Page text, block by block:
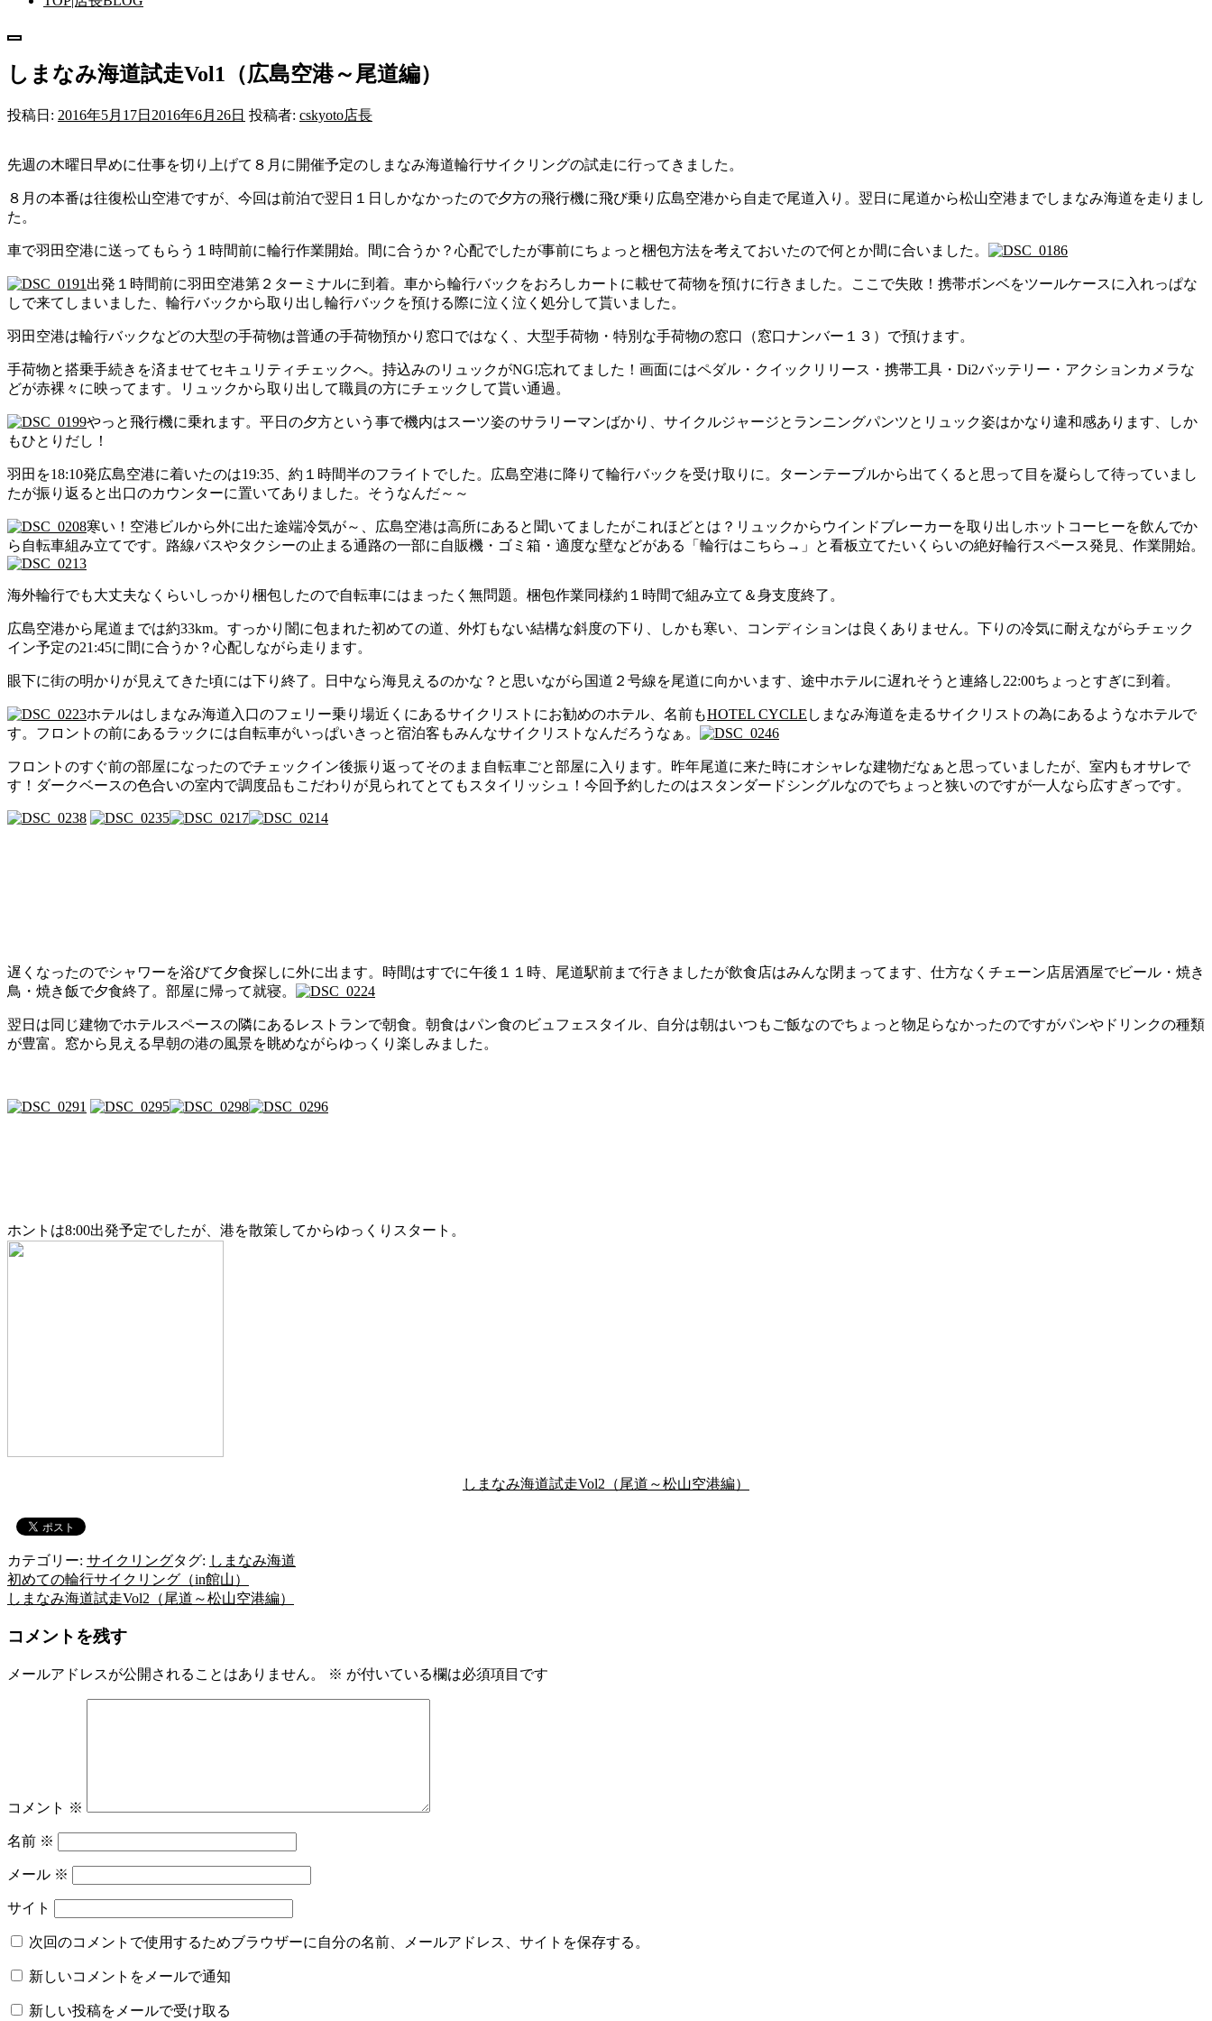
メ
ュ
しまなみ海道試走Vol1（広島空港～尾道編）
投稿日: 2016年5月17日 2016年6月26日 投稿者: cskyoto店長
先週の木曜日早めに仕事を切り上げて８月に開催予定のしまなみ海道輪行サイクリングの試走に行ってきました。
８月の本番は往復松山空港ですが、今回は前泊で翌日１日しかなかったので夕方の飛行機に飛び乗り広島空港から自走で尾道入り。翌日に尾道から松山空港までしまなみ海道を走りまし
た。
車で羽田空港に送ってもらう１時間前に輪行作業開始。間に合うか？心配でしたが事前にちょっと梱包方法を考えておいたので何とか間に合いました。
出発１時間前に羽田空港第２ターミナルに到着。車から輪行バックをおろしカートに載せて荷物を預けに行きました。ここで失敗！携帯ボンベをツールケースに入れっぱな
しで来てしまいました、輪行バックから取り出し輪行バックを預ける際に泣く泣く処分して貰いました。
羽田空港は輪行バックなどの大型の手荷物は普通の手荷物預かり窓口ではなく 、大型手荷物・特別な手荷物の窓口（窓口ナンバー１３）で預けます。
手荷物と搭乗手続きを済ませてセキュリティチェックへ。持込みのリュックがNG!忘れてました！画面にはペダル・クイックリリース・携帯工具・Di2バッテリー・アクションカメラな
どが赤裸々に映ってます。リュックから取り出して職員の方にチェックして貰い通過。
やっと飛行機に乗れます。平日の夕方という事で機内はスーツ姿のサラリーマンばかり、サイクルジャージとランニングパンツとリュック姿はかなり違和感あります、しか
もひとりだし！
羽田を18:10発広島空港に着いたのは19:35、約１時間半のフライトでした。広島空港に降りて輪行バックを受け取りに。ターンテーブルから出てくると思って目を凝らして待っていまし
たが振り返ると出口のカウンターに置いてありました。そうなんだ～～
寒い！空港ビルから外に出た途端冷気が～、広島空港は高所にあると聞いてましたがこれほどとは？リュックからウインドブレーカーを取り出しホットコーヒーを飲んでか
ら自転車組み立てです。路線バスやタクシーの止まる通路の一部に自販機・ゴミ箱・適度な壁などがある「輪行はこちら→」と看板立てたいくらいの絶好輪行スペース発見、作業開始。
海外輪行でも大丈夫なくらいしっかり梱包したので自転車にはまったく無問題。梱包作業同様約１時間で組み立て＆身支度終了。
広島空港から尾道までは約33km。すっかり闇に包まれた初めての道、外灯もない結構な斜度の下り、しかも寒い、コンディションは良くありません。下りの冷気に耐えながらチェック
イン予定の21:45に間に合うか？心配しながら走ります。
眼下に街の明かりが見えてきた頃には下り終了。日中なら海見えるのかな？と思いながら国道２号線を尾道に向かいます、途中ホテルに遅れそうと連絡し22:00ちょっとすぎに到着。
ホテルはしまなみ海道入口のフェリー乗り場近くにあるサイクリストにお勧めのホテル、名前もHOTEL CYCLE しまなみ海道を走るサイクリストの為にあるようなホテルで
す。フロントの前にあるラックには自転車がいっぱいきっと宿泊客もみんなサイクリストなんだろうなぁ。
フロントのすぐ前の部屋になったのでチェックイン後振り返ってそのまま自転車ごと部屋に入ります。昨年尾道に来た時にオシャレな建物だなぁと思っていましたが、室内もオサレで
す！ダークベースの色合いの室内で調度品もこだわりが見られてとてもスタイリッシュ！今回予約したのはスタンダードシングルなのでちょっと狭いのですが一人なら広すぎっです。
遅くなったのでシャワーを浴びて夕食探しに外に出ます。時間はすでに午後１１時、尾道駅前まで行きましたが飲食店はみんな閉まってます、仕方なくチェーン店居酒屋でビール・焼き
鳥・焼き飯で夕食終了。部屋に帰って就寝。
翌日は同じ建物でホテルスペースの隣にあるレストランで朝食。朝食はパン食のビュフェスタイル、自分は朝はいつもご飯なのでちょっと物足らなかったのですがパンやドリンクの種類
が豊富。窓から見える早朝の港の風景を眺めながらゆっくり楽しみました。
ホントは8:00出発予定でしたが、港を散策してからゆっくりスタート。
しまなみ海道試走Vol2（尾道～松山空港編）
カテゴリー: サイクリングタグ: しまなみ海道
投
稿
ナ
ビ
ン
初めての輪行サイクリング（in館山）
しまなみ海道試走Vol2（尾道～松山空港編）
コメントを残す
メールアドレスが公開されることはありません。 ※ が付いている欄は必須項目です
コメント ※
名前 ※
メール ※
サイト
次回のコメントで使用するためブラウザーに自分の名前、メールアドレス、サイトを保存する。
新しいコメントをメールで通知
新しい投稿をメールで受け取る